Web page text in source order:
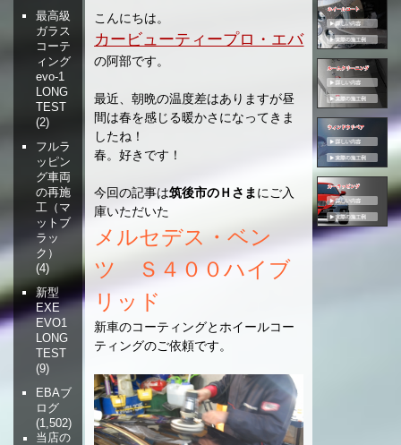
こんにちは。
カービューティープロ・エバ
の阿部です。
最近、朝晩の温度差はありますが昼
間は春を感じる暖かさになってきま
したね！
春。好きです！
今回の記事は筑後市のＨさま にご入
庫いただいた
メルセデス・ベン
ツ Ｓ４００ハイブ
リッド
新車のコーティングとホイールコー
ティングのご依頼です。
最高級
ガラス
コーテ
ィング
evo-1
LONG
TEST
(2)
フルラ
ッピン
グ車両
の再施
工（マ
ットブ
ラッ
ク）
(4)
新型
EXE
EVO1
LONG
TEST
(9)
EBAブ
ログ
(1,502)
当店の